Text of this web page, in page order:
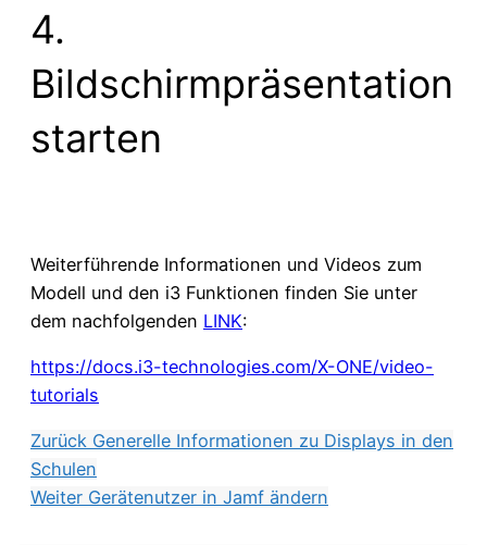
4.
Bildschirmpräsentation
starten
Weiterführende Informationen und Videos zum
Modell und den i3 Funktionen finden Sie unter
dem nachfolgenden LINK:
https://docs.i3-technologies.com/X-ONE/video-
tutorials
Zurück Generelle Informationen zu Displays in den
Schulen
Weiter Gerätenutzer in Jamf ändern